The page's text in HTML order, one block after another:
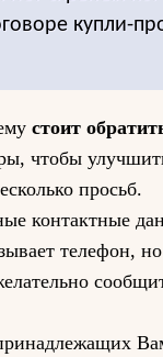
купли-
стоит
чтобы
просьб.
контактные
телефон,